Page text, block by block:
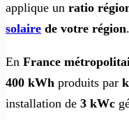
applique un ratio
solaire de votre région.
En France
400 kWh produits par
installation de 3 kWc